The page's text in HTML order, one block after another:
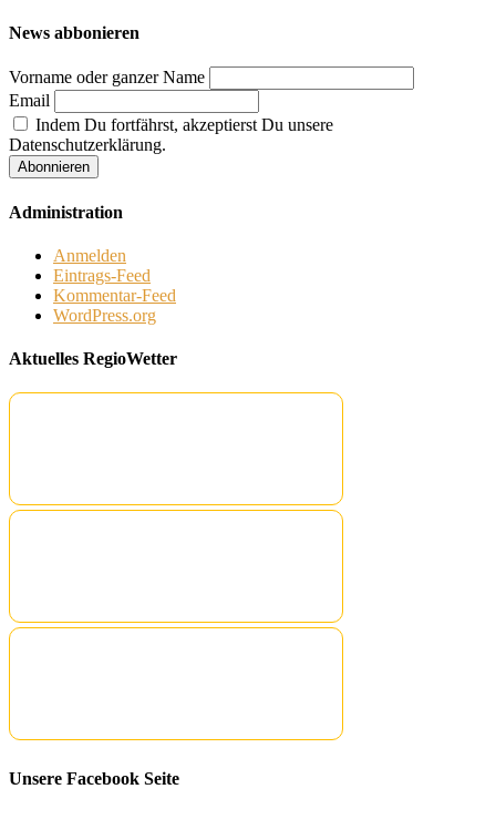
News abbonieren
Vorname oder ganzer Name
Email
Indem Du fortfährst, akzeptierst Du unsere
Datenschutzerklärung.
Administration
Anmelden
Eintrags-Feed
Kommentar-Feed
WordPress.org
Aktuelles RegioWetter
Unsere Facebook Seite